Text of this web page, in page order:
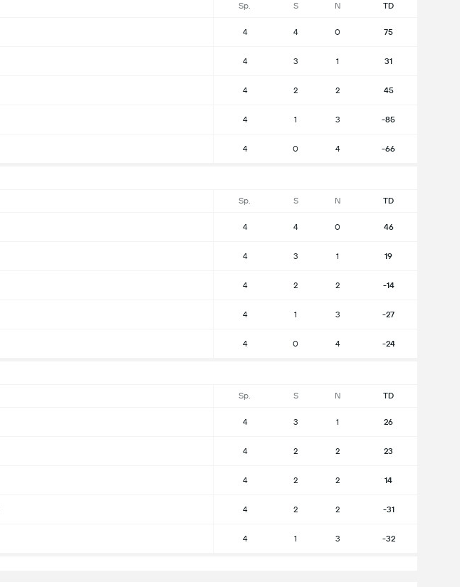
Sp. S N TD
4 4 0 75
4 3 1 31
4 2 2 45
4 1 3 -85
4 0 4 -66
Sp. S N TD
4 4 0 46
4 3 1 19
4 2 2 -14
4 1 3 -27
4 0 4 -24
Sp. S N TD
4 3 1 26
4 2 2 23
4 2 2 14
4 2 2 -31
4 1 3 -32